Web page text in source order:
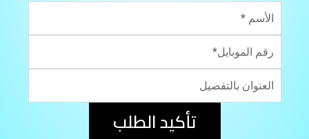
تأكيد الطلب